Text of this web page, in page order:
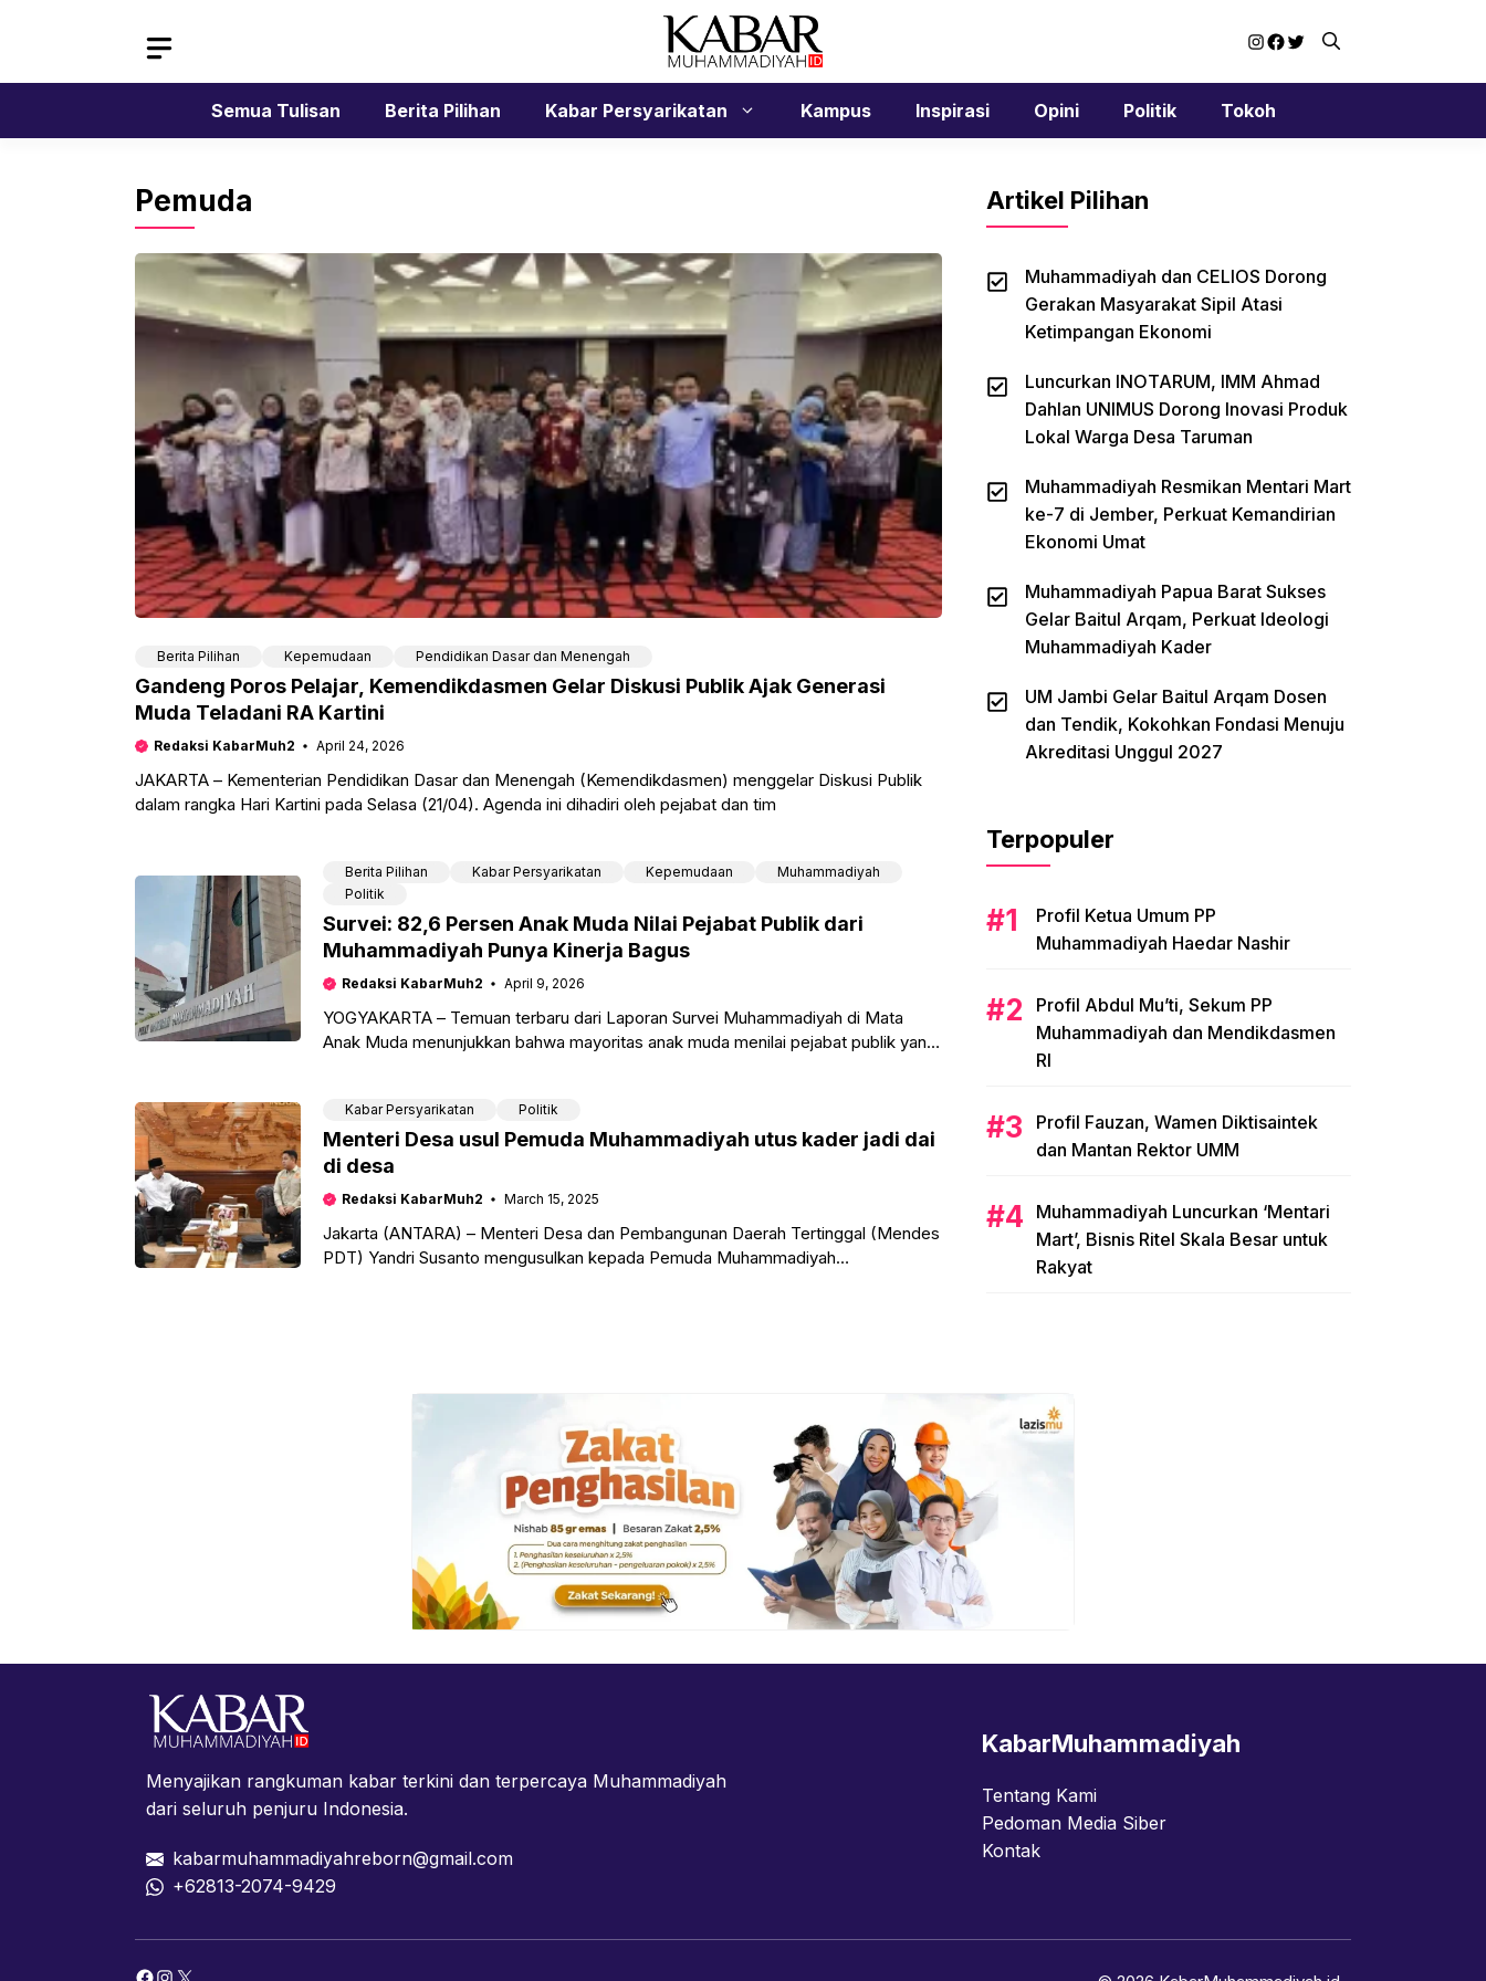
Instagram
Facebook
Twitter
Semua Tulisan Berita Pilihan Kabar Persyarikatan Kampus Inspirasi Opini Politik Tokoh
Pemuda
Berita Pilihan Kepemudaan Pendidikan Dasar dan Menengah
Gandeng Poros Pelajar, Kemendikdasmen Gelar Diskusi Publik Ajak Generasi
Muda Teladani RA Kartini
Redaksi KabarMuh2 April 24, 2026
JAKARTA – Kementerian Pendidikan Dasar dan Menengah (Kemendikdasmen) menggelar Diskusi Publik
dalam rangka Hari Kartini pada Selasa (21/04). Agenda ini dihadiri oleh pejabat dan tim
Berita Pilihan Kabar Persyarikatan Kepemudaan
Muhammadiyah
Politik
Survei: 82,6 Persen Anak Muda Nilai Pejabat Publik dari
Muhammadiyah Punya Kinerja Bagus
Redaksi KabarMuh2 April 9, 2026
YOGYAKARTA – Temuan terbaru dari Laporan Survei Muhammadiyah di Mata
Anak Muda menunjukkan bahwa mayoritas anak muda menilai pejabat publik yang
Kabar Persyarikatan Politik
Menteri Desa usul Pemuda Muhammadiyah utus kader jadi dai
di desa
Redaksi KabarMuh2 March 15, 2025
Jakarta (ANTARA) – Menteri Desa dan Pembangunan Daerah Tertinggal (Mendes
PDT) Yandri Susanto mengusulkan kepada Pemuda Muhammadiyah
Artikel Pilihan
Muhammadiyah dan CELIOS Dorong
Gerakan Masyarakat Sipil Atasi
Ketimpangan Ekonomi
Luncurkan INOTARUM, IMM Ahmad
Dahlan UNIMUS Dorong Inovasi Produk
Lokal Warga Desa Taruman
Muhammadiyah Resmikan Mentari Mart
ke-7 di Jember, Perkuat Kemandirian
Ekonomi Umat
Muhammadiyah Papua Barat Sukses
Gelar Baitul Arqam, Perkuat Ideologi
Muhammadiyah Kader
UM Jambi Gelar Baitul Arqam Dosen
dan Tendik, Kokohkan Fondasi Menuju
Akreditasi Unggul 2027
Terpopuler
Profil Ketua Umum PP
Muhammadiyah Haedar Nashir
Profil Abdul Mu’ti, Sekum PP
Muhammadiyah dan Mendikdasmen
RI
Profil Fauzan, Wamen Diktisaintek
dan Mantan Rektor UMM
Muhammadiyah Luncurkan ‘Mentari
Mart’, Bisnis Ritel Skala Besar untuk
Rakyat
Menyajikan rangkuman kabar terkini dan terpercaya Muhammadiyah
dari seluruh penjuru Indonesia.
kabarmuhammadiyahreborn@gmail.com
+62813-2074-9429
KabarMuhammadiyah
Tentang Kami
Pedoman Media Siber
Kontak
Facebook
Instagram
X